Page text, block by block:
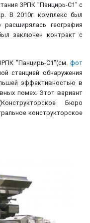
ЗРПК "Панцирь-С1" с
В 2010г. комплекс был
география
заключен контракт с
"Панцирь-С1"(см. фот
станцией обнаружения
эффективностью в
помех. Этот вариант
Бюро
конструкторское